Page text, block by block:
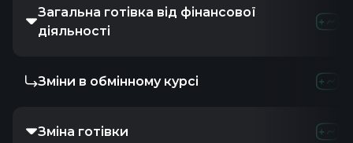
Загальна готівка від фінансової
діяльності
Зміни в обмінному курсі
Зміна готівки